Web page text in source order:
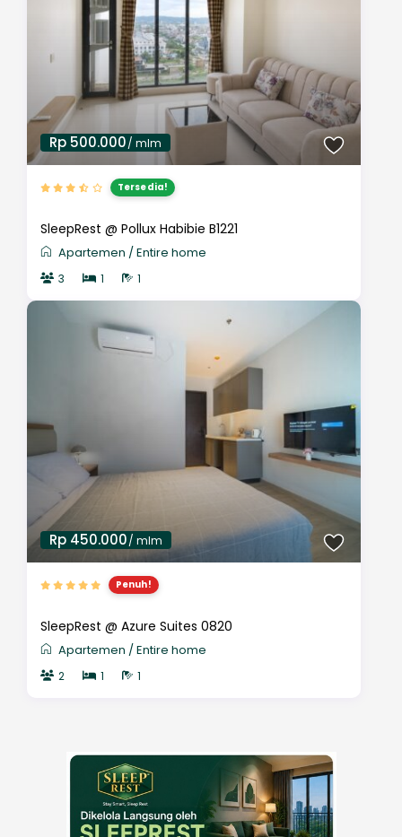
Rp 500.000/ mlm
Tersedia!
SleepRest @ Pollux Habibie B1221
Apartemen /Entire home
3 1 1
Rp 450.000/ mlm
Penuh!
SleepRest @ Azure Suites 0820
Apartemen /Entire home
2 1 1